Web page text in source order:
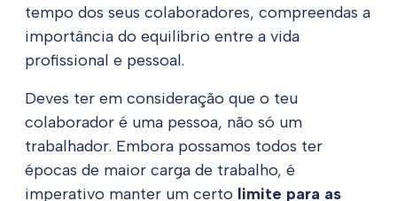
tempo dos seus colaboradores, compreendas a
importância do equilíbrio entre a vida
profissional e pessoal.
Deves ter em consideração que o teu
colaborador é uma pessoa, não só um
trabalhador. Embora possamos todos ter
épocas de maior carga de trabalho, é
imperativo manter um certo limite para as